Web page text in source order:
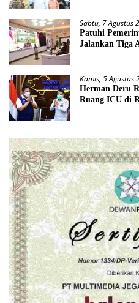
Sabtu, 7 Agustus
Patuhi
Jalankan Tiga
Kamis, 5 Agustus
Herman Deru
Ruang ICU di